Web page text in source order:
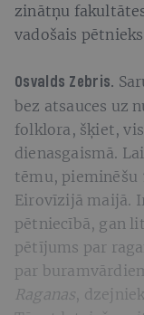
zinātņu
vadošais
Osvalds Zebris.
bez atsauces uz
folklora, šķiet,
dienasgaismā.
tēmu, pieminēšu
Eirovīzijā maijā.
pētniecībā, gan
pētījums par
par
Raganas,